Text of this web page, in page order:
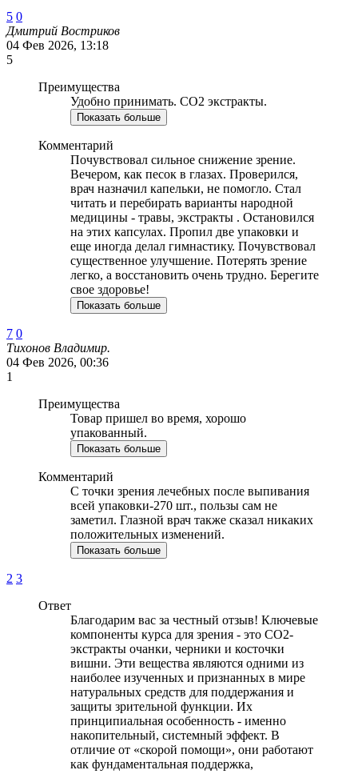
5 0
Дмитрий Востриков
04 Фев 2026, 13:18
5
Преимущества
Удобно принимать. СО2 экстракты.
Показать больше
Комментарий
Почувствовал сильное снижение зрение.
Вечером, как песок в глазах. Проверился,
врач назначил капельки, не помогло. Стал
читать и перебирать варианты народной
медицины - травы, экстракты . Остановился
на этих капсулах. Пропил две упаковки и
еще иногда делал гимнастику. Почувствовал
существенное улучшение. Потерять зрение
легко, а восстановить очень трудно. Берегите
свое здоровье!
Показать больше
7 0
Тихонов Владимир.
04 Фев 2026, 00:36
1
Преимущества
Товар пришел во время, хорошо
упакованный.
Показать больше
Комментарий
С точки зрения лечебных после выпивания
всей упаковки-270 шт., пользы сам не
заметил. Глазной врач также сказал никаких
положительных изменений.
Показать больше
2 3
Ответ
Благодарим вас за честный отзыв! Ключевые
компоненты курса для зрения - это СО2-
экстракты очанки, черники и косточки
вишни. Эти вещества являются одними из
наиболее изученных и признанных в мире
натуральных средств для поддержания и
защиты зрительной функции. Их
принципиальная особенность - именно
накопительный, системный эффект. В
отличие от «скорой помощи», они работают
как фундаментальная поддержка,